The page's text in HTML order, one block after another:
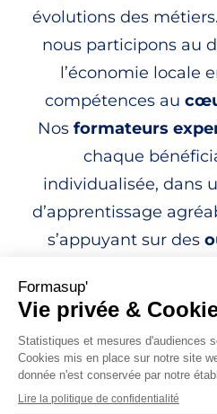
évolutions des métiers.
nous participons au
l’économie locale
compétences au
Nos formateurs
chaque
individualisée, dans
d’apprentissage
s’appuyant sur des